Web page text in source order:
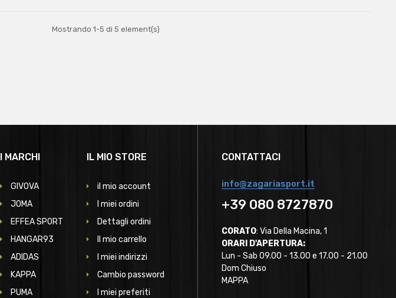
Mostrando 1-5 di 5 element(s)
CONTATTACI
info@zagariasport.it
+39 080 8727870
CORATO: Via Della Macina, 1
ORARI D'APERTURA:
Lun - Sab 09.00 - 13.00 e 17.00 - 21.00
Dom Chiuso
MAPPA
I MARCHI
GIVOVA
JOMA
EFFEA SPORT
HANGAR93
ADIDAS
KAPPA
PUMA
IL MIO STORE
il mio account
I miei ordini
Dettagli ordini
Il mio carrello
I miei indirizzi
Cambio password
I miei preferiti